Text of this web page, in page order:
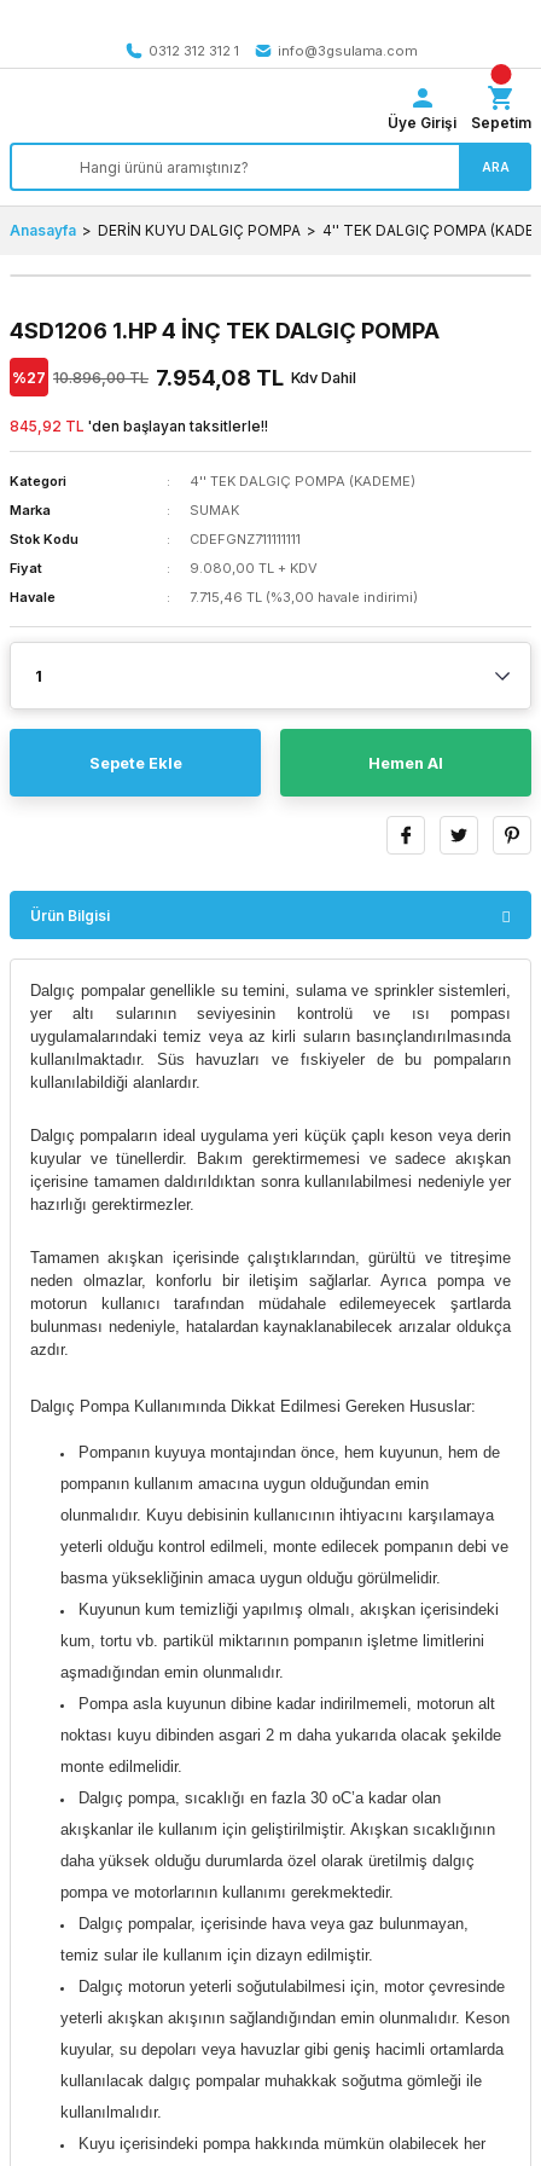
0312 312 312 1
info@3gsulama.com
ARA
Üye Girişi Sepetim
Anasayfa DERİN KUYU DALGIÇ POMPA 4'' TEK DALGIÇ POMPA
4SD1206 1.HP 4 İNÇ TEK DALGIÇ POMPA
%27 10.896,00 TL 7.954,08 TL Kdv Dahil
845,92 TL 'den başlayan taksitlerle!!
Kategori
4'' TEK DALGIÇ POMPA (KADEME)
Marka
SUMAK
Stok Kodu
CDEFGNZ711111111
Fiyat
9.080,00 TL + KDV
Havale
7.715,46 TL (%3,00 havale indirimi)
Sepete Ekle Hemen Al
Ürün Bilgisi
Dalgıç pompalar genellikle su temini, sulama ve sprinkler sistemleri,
yer altı sularının seviyesinin kontrolü ve ısı pompası
uygulamalarındaki temiz veya az kirli suların basınçlandırılmasında
kullanılmaktadır. Süs havuzları ve fıskiyeler de bu pompaların
kullanılabildiği alanlardır.
Dalgıç pompaların ideal uygulama yeri küçük çaplı keson veya derin
kuyular ve tünellerdir. Bakım gerektirmemesi ve sadece akışkan
içerisine tamamen daldırıldıktan sonra kullanılabilmesi nedeniyle yer
hazırlığı gerektirmezler.
Tamamen akışkan içerisinde çalıştıklarından, gürültü ve titreşime
neden olmazlar, konforlu bir iletişim sağlarlar. Ayrıca pompa ve
motorun kullanıcı tarafından müdahale edilemeyecek şartlarda
bulunması nedeniyle, hatalardan kaynaklanabilecek arızalar oldukça
azdır.
Dalgıç Pompa Kullanımında Dikkat Edilmesi Gereken Hususlar:
Pompanın kuyuya montajından önce, hem kuyunun, hem de
pompanın kullanım amacına uygun olduğundan emin
olunmalıdır. Kuyu debisinin kullanıcının ihtiyacını karşılamaya
yeterli olduğu kontrol edilmeli, monte edilecek pompanın debi ve
basma yüksekliğinin amaca uygun olduğu görülmelidir.
Kuyunun kum temizliği yapılmış olmalı, akışkan içerisindeki
kum, tortu vb. partikül miktarının pompanın işletme limitlerini
aşmadığından emin olunmalıdır.
Pompa asla kuyunun dibine kadar indirilmemeli, motorun alt
noktası kuyu dibinden asgari 2 m daha yukarıda olacak şekilde
monte edilmelidir.
Dalgıç pompa, sıcaklığı en fazla 30 oC’a kadar olan
akışkanlar ile kullanım için geliştirilmiştir. Akışkan sıcaklığının
daha yüksek olduğu durumlarda özel olarak üretilmiş dalgıç
pompa ve motorlarının kullanımı gerekmektedir.
Dalgıç pompalar, içerisinde hava veya gaz bulunmayan,
temiz sular ile kullanım için dizayn edilmiştir.
Dalgıç motorun yeterli soğutulabilmesi için, motor çevresinde
yeterli akışkan akışının sağlandığından emin olunmalıdır. Keson
kuyular, su depoları veya havuzlar gibi geniş hacimli ortamlarda
kullanılacak dalgıç pompalar muhakkak soğutma gömleği ile
kullanılmalıdır.
Kuyu içerisindeki pompa hakkında mümkün olabilecek her